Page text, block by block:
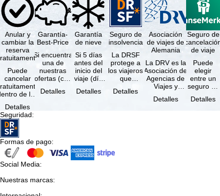
Anular y
cambiar la
reserva
Puede
cancelar
de los
a
reserva, …
Detalles
Garantía-
Best-Price
Si encuentra
una de
nuestras
ofertas (con
prestaciones
Detalles
Garantía
de nieve
Si 5 días
antes del
inicio del
viaje (día
ninguna de
Detalles
Seguro de
insolvencia
La DRSF
protege a
los viajeros
que
viaje
Detalles
Asociación
de viajes de
Alemania
La DRV es la
Asociación de
Agencias de
Viajes y
más grande
Detalles
Seguro de
de viaje
Puede
elegir
entre un
seguro de
de viaje
Detalles
Seguridad:
Formas de pago:
Social Media:
Nuestras marcas: